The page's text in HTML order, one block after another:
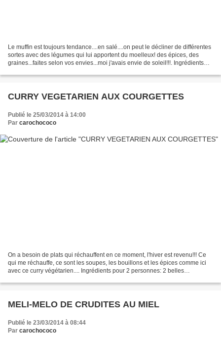
Le muffin est toujours tendance....en salé....on peut le décliner de différentes
sortes avec des légumes qui lui apportent du moelleux! des épices, des
graines...faites selon vos envies...moi j'avais envie de soleil!!!. Ingrédients
CURRY VEGETARIEN AUX COURGETTES
Publié le 25/03/2014 à 14:00
Par carochococo
On a besoin de plats qui réchauffent en ce moment, l'hiver est revenu!!! Ce
qui me réchauffe, ce sont les soupes, les bouillons et les épices comme ici
avec ce curry végétarien.... Ingrédients pour 2 personnes: 2 belles
MELI-MELO DE CRUDITES AU MIEL
Publié le 23/03/2014 à 08:44
Par carochococo